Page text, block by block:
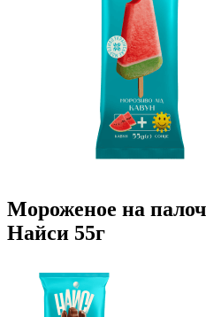
Мороженое на
Найси 55г